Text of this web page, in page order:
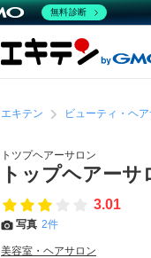
エキテン ビューティ・ヘ
トツプヘアーサロン
トップヘアーサ
3.01
写真 2件
美容室・ヘアサロン
無料診断